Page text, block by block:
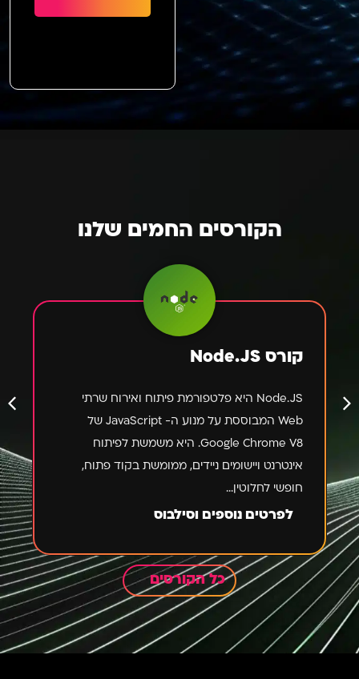
הקורסים החמים שלנו
קורס Node.JS
Node.JS היא פלטפורמת פיתוח ואירוח שרתי
Web המבוססת על מנוע ה- JavaScript של
Google Chrome V8. היא משמשת לפיתוח
אינטרנט ויישומים ניידים, ממומשת בקוד פתוח,
חופשי לחלוטין...
לפרטים נוספים וסילבוס
כל הקורסים